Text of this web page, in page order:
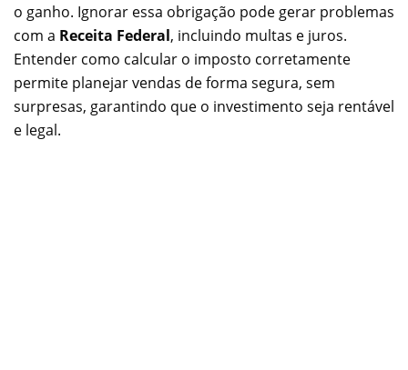
o ganho. Ignorar essa obrigação pode gerar problemas
com a Receita Federal, incluindo multas e juros.
Entender como calcular o imposto corretamente
permite planejar vendas de forma segura, sem
surpresas, garantindo que o investimento seja rentável
e legal.